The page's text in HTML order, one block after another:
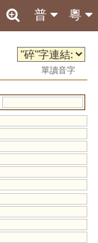
粵
普
單讀音字